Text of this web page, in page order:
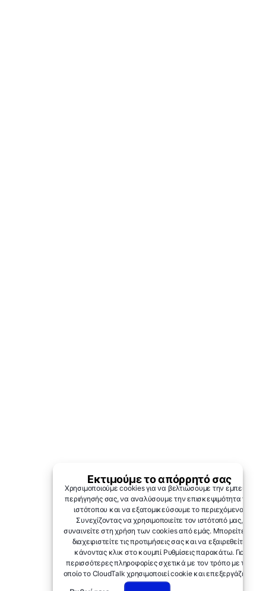
Εκτιμούμε το απόρρητό σας
Χρησιμοποιούμε cookies για να βελτιώσουμε την εμπειρία
περιήγησής σας, να αναλύσουμε την επισκεψιμότητα του
ιστότοπου και να εξατομικεύσουμε το περιεχόμενο.
Συνεχίζοντας να χρησιμοποιείτε τον ιστότοπό μας,
συναινείτε στη χρήση των cookies από εμάς. Μπορείτε να
διαχειριστείτε τις προτιμήσεις σας και να εξαιρεθείτε
κάνοντας κλικ στο κουμπί Ρυθμίσεις παρακάτω. Για
περισσότερες πληροφορίες σχετικά με τον τρόπο με τον
οποίο το CloudTalk χρησιμοποιεί cookie και επεξεργάζεται
τα δεδομένα σας, ανατρέξτε στη